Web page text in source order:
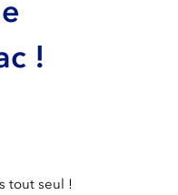
!
tout seul !